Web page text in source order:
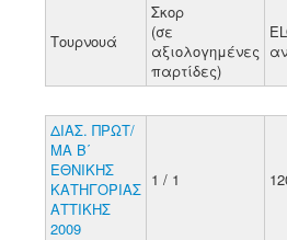
Τουρνουά
Σκορ
(σε
αξιολογημένες
παρτίδες)
ΔΙΑΣ. ΠΡΩΤ/
ΜΑ Β΄
ΕΘΝΙΚΗΣ
ΚΑΤΗΓΟΡΙΑΣ
ΑΤΤΙΚΗΣ
2009
1 / 1